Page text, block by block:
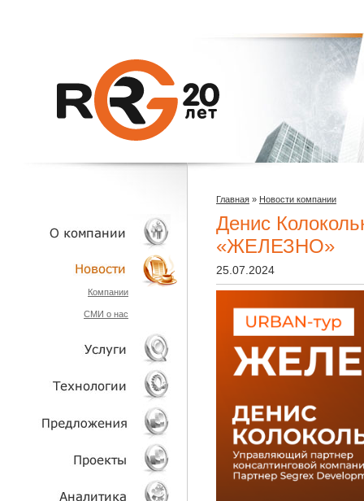
О КОМПАНИИ
НОВОСТИ
Компании
СМИ о нас
УСЛУГИ
ТЕХНОЛОГИИ
ОБЪЕКТЫ
Главная » Новости компании
Денис
«ЖЕЛЕЗНО»
25.07.2024